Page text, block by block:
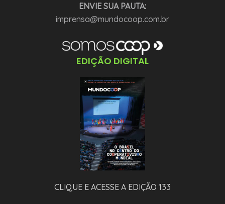
ENVIE SUA PAUTA:
imprensa@mundocoop.com.br
EDIÇÃO DIGITAL
CLIQUE E ACESSE A EDIÇÃO 133